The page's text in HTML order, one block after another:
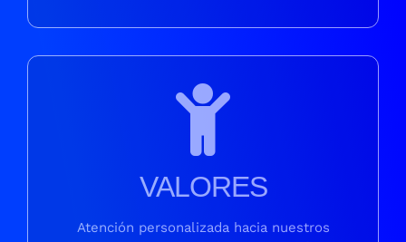
VALORES
Atención personalizada hacia nuestros